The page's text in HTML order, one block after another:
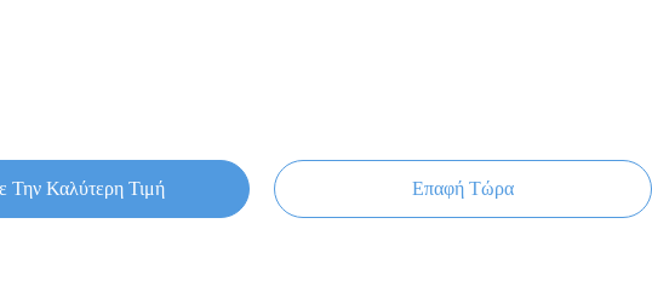
Την Καλύτερη Τιμή Επαφή Τώρα